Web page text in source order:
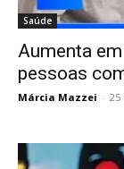
Saúde
Aumenta
pessoas
Márcia Mazzei - 25